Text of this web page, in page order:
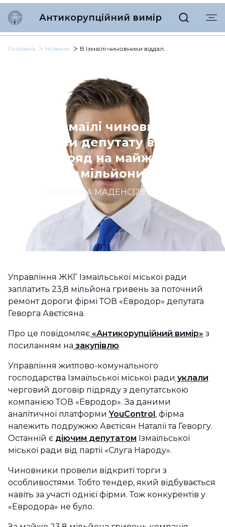
Антикорупційний вимір
Головна Новини В Ізмаїлі чиновники віддали депутату від Слуг підряд на майже 24 мільйони
В Ізмаїлі чиновники
віддали депутату від Слуг
підряд на майже 24
мільйони
КАТЕРИНА МАДЕНС| 29.05.2024
Управління ЖКГ Ізмаїльської міської ради
заплатить 23,8 мільйона гривень за поточний
ремонт дороги фірмі ТОВ «Евродор» депутата
Геворга Авєтісяна.
Про це повідомляє «Антикорупційний вимір» з
посиланням на закупівлю.
Управління житлово-комунального
господарства Ізмаїльської міської ради уклали
черговий договір підряду з депутатською
компанією ТОВ «Евродор». За даними
аналітичної платформиYouControl, фірма
належить подружжю Авєтісян Наталії та Геворгу.
Останній є діючим депутатом Ізмаїльської
міської ради від партії «Слуга Народу».
Чиновники провели відкриті торги з
особливостями. Тобто тендер, який відбувається
навіть за участі однієї фірми. Тож конкурентів у
«Евродора» не було.